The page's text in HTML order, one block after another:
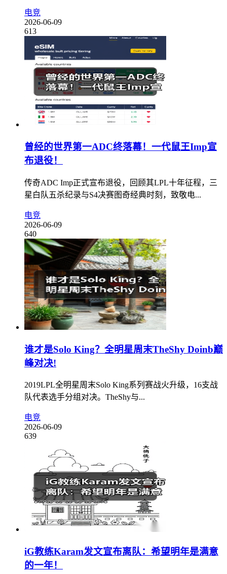
电竞
2026-06-09
613
曾经的世界第一ADC终落幕！一代鼠王Imp宣
布退役！
传奇ADC Imp正式宣布退役，回顾其LPL十年征程，三
星白队五杀纪录与S4决赛图奇经典时刻，致敬电...
电竞
2026-06-09
640
谁才是Solo King？全明星周末TheShy Doinb巅
峰对决!
2019LPL全明星周末Solo King系列赛战火升级，16支战
队代表选手分组对决。TheShy与...
电竞
2026-06-09
639
iG教练Karam发文宣布离队：希望明年是满意
的一年！